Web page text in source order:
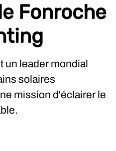
Fonroche
un leader mondial
solaires
mission d'éclairer le